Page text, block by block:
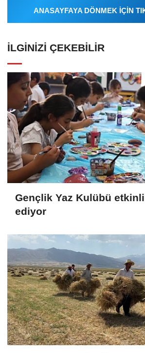
ANASAYFAYA DÖNMEK İÇİN
İLGINIZI ÇEKEBILIR
Gençlik Yaz Kulübü
ediyor